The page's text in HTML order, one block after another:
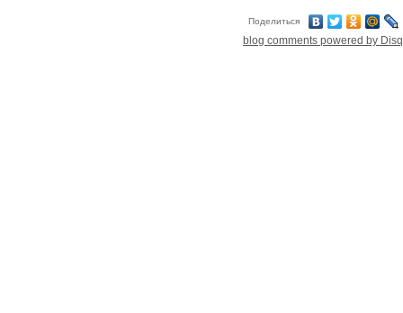
Поделиться
blog comments powered by